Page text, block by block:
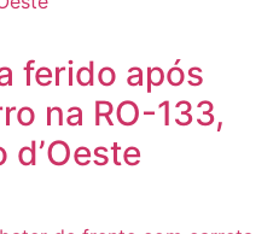
ferido após
na RO-133,